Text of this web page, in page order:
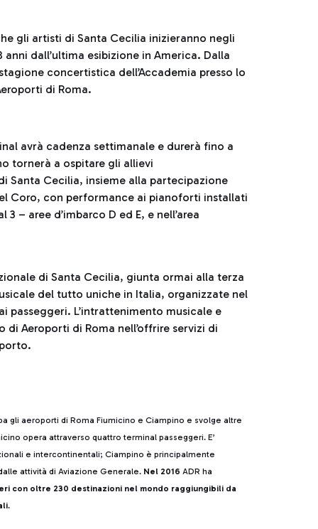
gli artisti di Santa Cecilia inizieranno negli
dall’ultima esibizione in America. Dalla
concertistica dell’Accademia presso lo
di Roma.
avrà cadenza settimanale e durerà fino a
tornerà a ospitare gli allievi
Santa Cecilia, insieme alla partecipazione
Coro, con performance ai pianoforti installati
– aree d’imbarco D ed E, e nell’area
di Santa Cecilia, giunta ormai alla terza
del tutto uniche in Italia, organizzate nel
passeggeri. L’intrattenimento musicale e
di Aeroporti di Roma nell’offrire servizi di
gli aeroporti di Roma Fiumicino e Ciampino e svolge altre
opera attraverso quattro terminal passeggeri. E’
e intercontinentali; Ciampino è principalmente
attività di Aviazione Generale. Nel 2016 ADR ha
con oltre 230 destinazioni nel mondo raggiungibili da
.